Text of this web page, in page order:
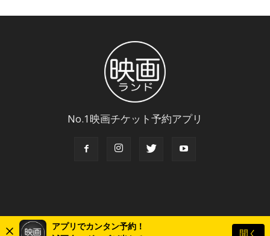
アプリでカンタン予約！
開く
No.1映画チケット予約アプリ